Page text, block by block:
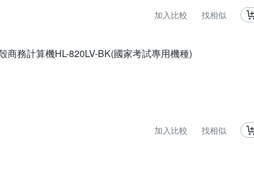
加入比較 找相似
商務計算機HL-820LV-BK(國家考試專用機種)
加入比較 找相似